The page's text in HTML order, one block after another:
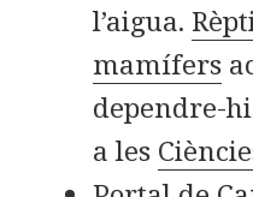
l’aigua.
mamífers
dependre-
a les